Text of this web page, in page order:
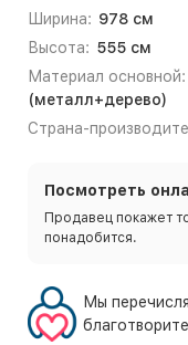
Ширина: 978 см
Высота: 555 см
Материал основной:
(металл+дерево)
Страна-
Посмотреть
Продавец покажет
понадобится.
Мы